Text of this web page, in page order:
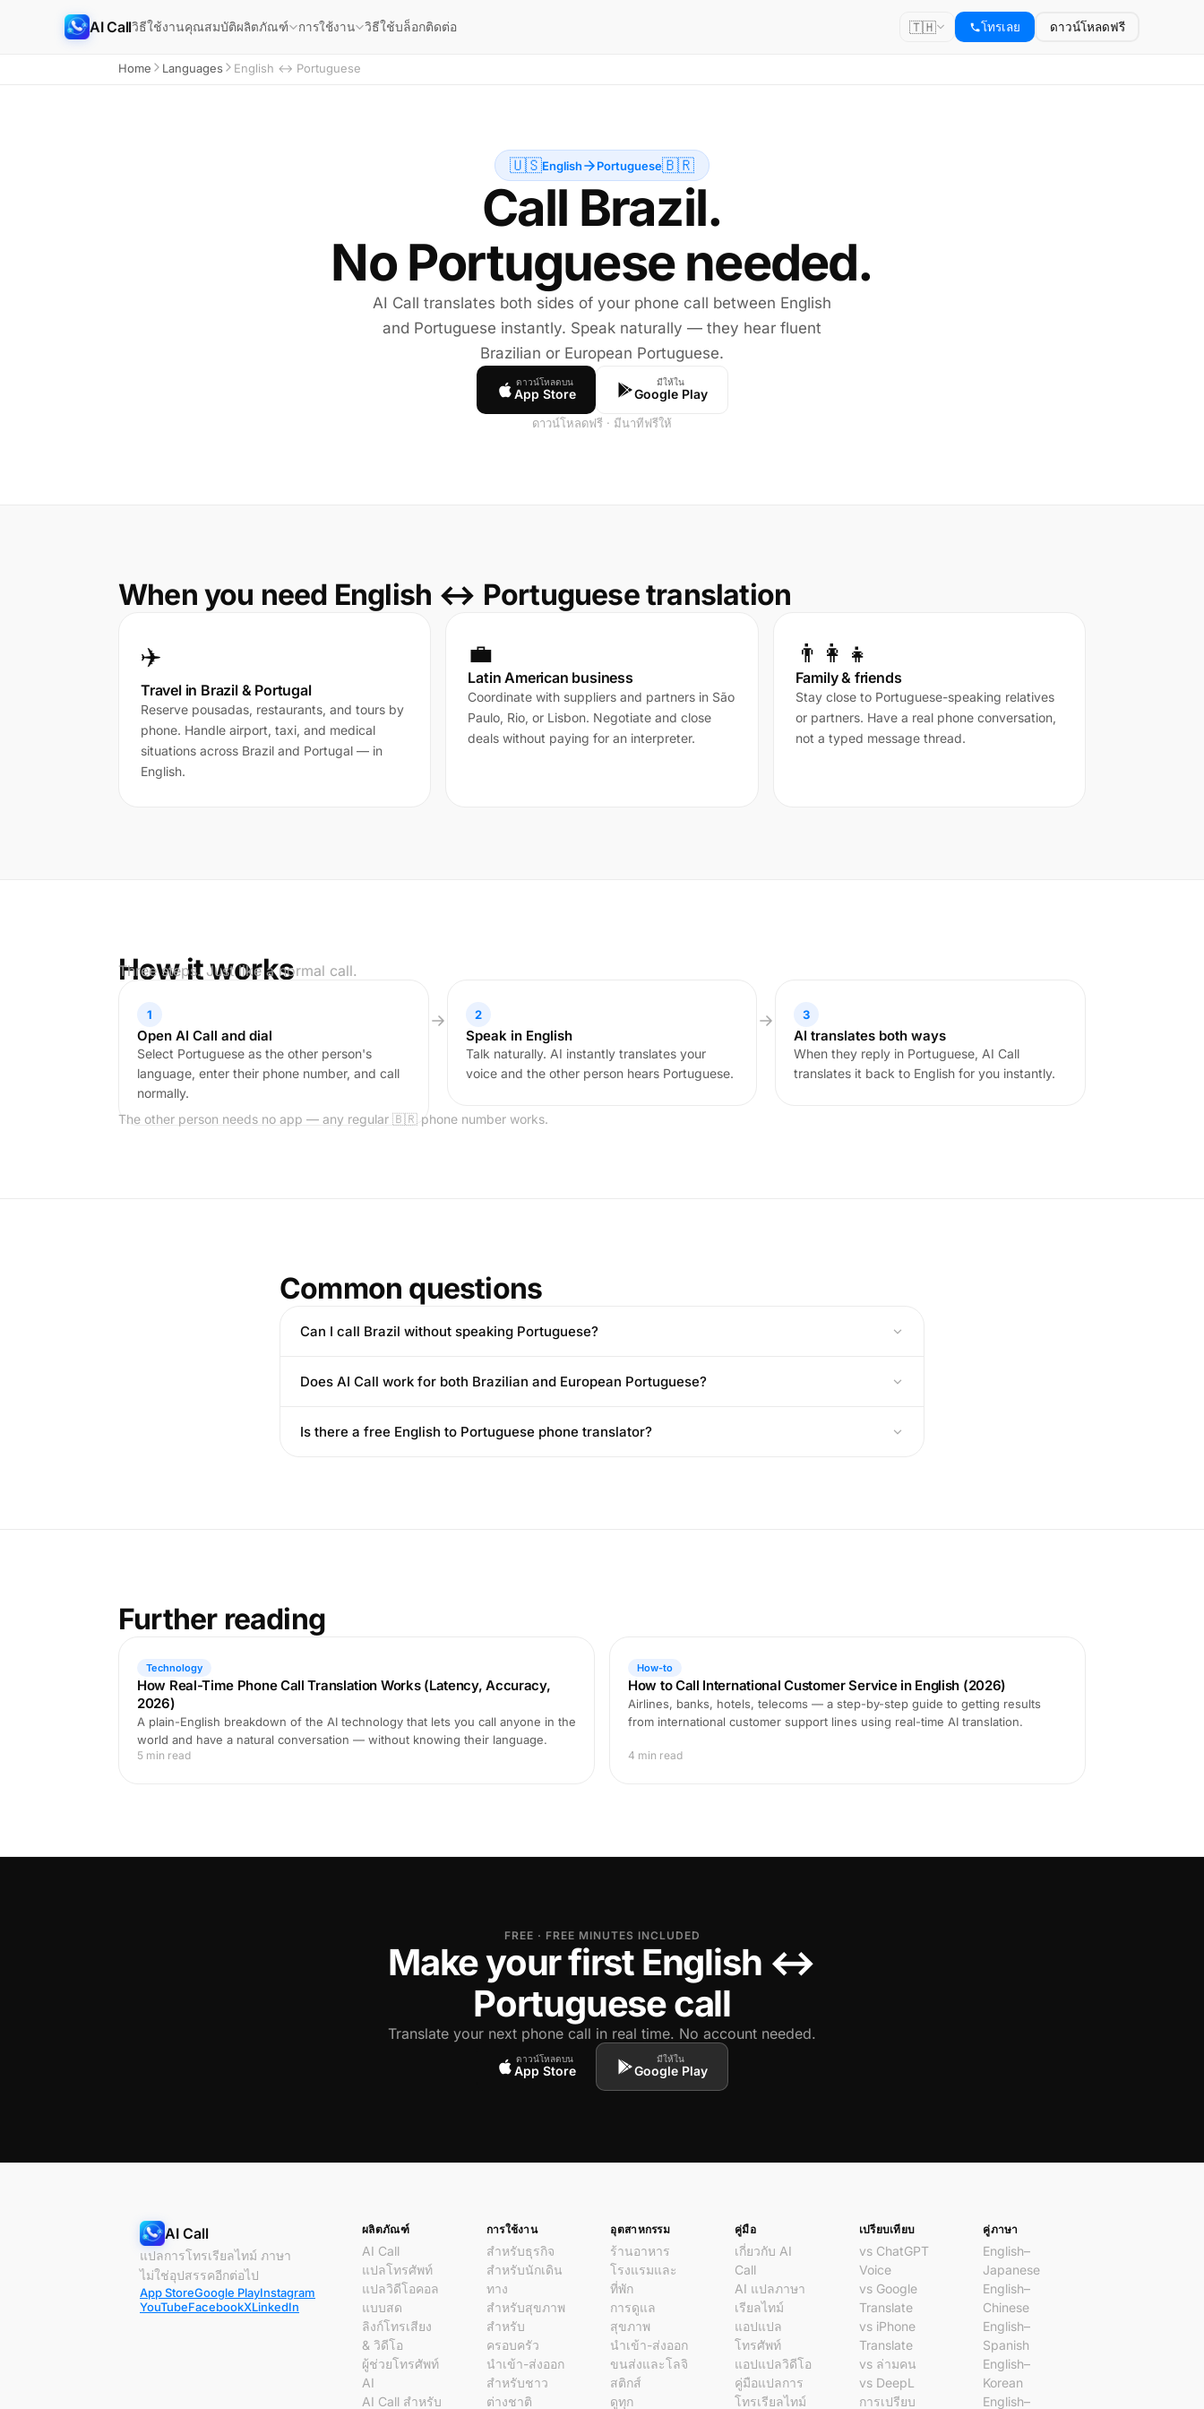
AI Callวิธีใช้งานคุณสมบัติผลิตภัณฑ์ การใช้งาน วิธีใช้บล็อกติดต่อ 🇹🇭 โทรเลย ดาวน์โหลดฟรี
Home Languages English ↔ Portuguese
🇺🇸English Portuguese🇧🇷
Call Brazil.
No Portuguese needed.
AI Call translates both sides of your phone call between English
and Portuguese instantly. Speak naturally — they hear fluent
Brazilian or European Portuguese.
ดาวน์โหลดบน
App Store
มีให้ใน
Google Play
ดาวน์โหลดฟรี · มีนาทีฟรีให้
When you need English ↔ Portuguese translation
✈️
Travel in Brazil & Portugal
Reserve pousadas, restaurants, and tours by
phone. Handle airport, taxi, and medical
situations across Brazil and Portugal — in
English.
💼
Latin American business
Coordinate with suppliers and partners in São
Paulo, Rio, or Lisbon. Negotiate and close
deals without paying for an interpreter.
👨‍👩‍👧
Family & friends
Stay close to Portuguese-speaking relatives
or partners. Have a real phone conversation,
not a typed message thread.
How it works
Three steps. Just like a normal call.
1
Open AI Call and dial
Select Portuguese as the other person's
language, enter their phone number, and call
normally.
2
Speak in English
Talk naturally. AI instantly translates your
voice and the other person hears Portuguese.
3
AI translates both ways
When they reply in Portuguese, AI Call
translates it back to English for you instantly.
The other person needs no app — any regular 🇧🇷 phone number works.
Common questions
Can I call Brazil without speaking Portuguese?
Does AI Call work for both Brazilian and European Portuguese?
Is there a free English to Portuguese phone translator?
Further reading
Technology
How Real-Time Phone Call Translation Works (Latency, Accuracy,
2026)
A plain-English breakdown of the AI technology that lets you call anyone in the
world and have a natural conversation — without knowing their language.
5 min read
How-to
How to Call International Customer Service in English (2026)
Airlines, banks, hotels, telecoms — a step-by-step guide to getting results
from international customer support lines using real-time AI translation.
4 min read
FREE · FREE MINUTES INCLUDED
Make your first English ↔
Portuguese call
Translate your next phone call in real time. No account needed.
ดาวน์โหลดบน
App Store
มีให้ใน
Google Play
AI Call
แปลการโทรเรียลไทม์ ภาษา
ไม่ใช่อุปสรรคอีกต่อไป
App StoreGoogle PlayInstagram
YouTubeFacebookXLinkedIn
ผลิตภัณฑ์
AI Call
แปลโทรศัพท์
แปลวิดีโอคอล
แบบสด
ลิงก์โทรเสียง
& วิดีโอ
ผู้ช่วยโทรศัพท์
AI
AI Call สำหรับ
การใช้งาน
สำหรับธุรกิจ
สำหรับนักเดิน
ทาง
สำหรับสุขภาพ
สำหรับ
ครอบครัว
นำเข้า-ส่งออก
สำหรับชาว
ต่างชาติ
อุตสาหกรรม
ร้านอาหาร
โรงแรมและ
ที่พัก
การดูแล
สุขภาพ
นำเข้า-ส่งออก
ขนส่งและโลจิ
สติกส์
ดูทุก
คู่มือ
เกี่ยวกับ AI
Call
AI แปลภาษา
เรียลไทม์
แอปแปล
โทรศัพท์
แอปแปลวิดีโอ
คู่มือแปลการ
โทรเรียลไทม์
เปรียบเทียบ
vs ChatGPT
Voice
vs Google
Translate
vs iPhone
Translate
vs ล่ามคน
vs DeepL
การเปรียบ
คู่ภาษา
English–
Japanese
English–
Chinese
English–
Spanish
English–
Korean
English–